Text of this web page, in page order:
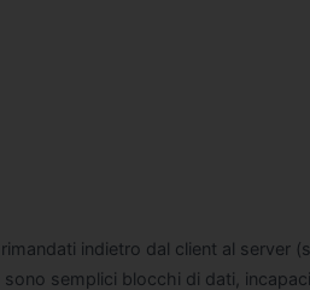
indietro dal client al server
semplici blocchi di dati,